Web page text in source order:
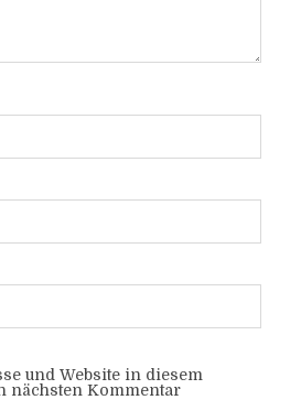
und Website in diesem
nächsten Kommentar